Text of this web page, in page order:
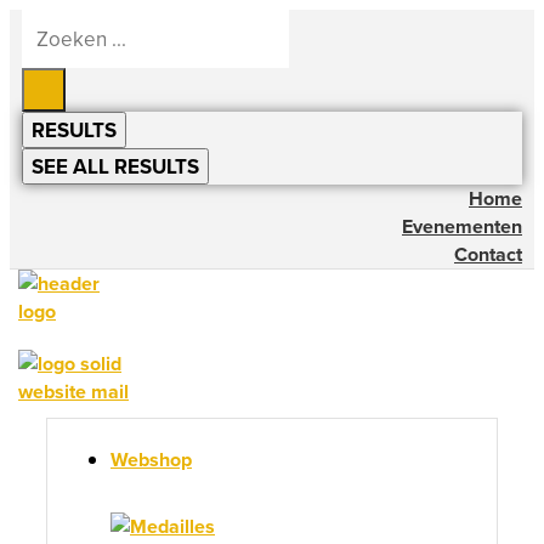
naar
de
inhoud
RESULTS
SEE ALL RESULTS
Home
Evenementen
Contact
Webshop